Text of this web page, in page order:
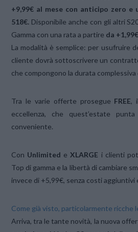
+9,99€ al mese con anticipo zero e
518€. Disponibile anche con gli altri
Gamma con una rata a partire da +1,99€
La modalità è semplice: per usufruire
cliente dovrà sottoscrivere un
che compongono la durata complessiva
Tra le varie offerte prosegue FREE,
eccellenza, che quest’estate
conveniente.
Con Unlimited eXLARGE i clienti
Top di gamma e la libertà di cambiare
invece di +5,99€, senza costi aggiuntivi
Come già visto, particolarmente ricche
Arriva, tra le tante novità, la nuova